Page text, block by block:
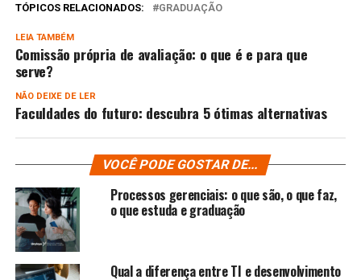
TÓPICOS RELACIONADOS: GRADUAÇÃO
LEIA TAMBÉM
Comissão própria de avaliação: o que é e para que
serve?
NÃO DEIXE DE LER
Faculdades do futuro: descubra 5 ótimas alternativas
VOCÊ PODE GOSTAR DE...
Processos gerenciais: o que são, o que faz,
o que estuda e graduação
Qual a diferença entre TI e desenvolvimento